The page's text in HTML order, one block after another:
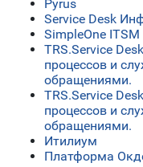
Pyrus
Service Desk
SimpleOne ITSM
TRS.Service
процессов и
обращениями.
TRS.Service
процессов и
обращениями.
Итилиум
Платформа